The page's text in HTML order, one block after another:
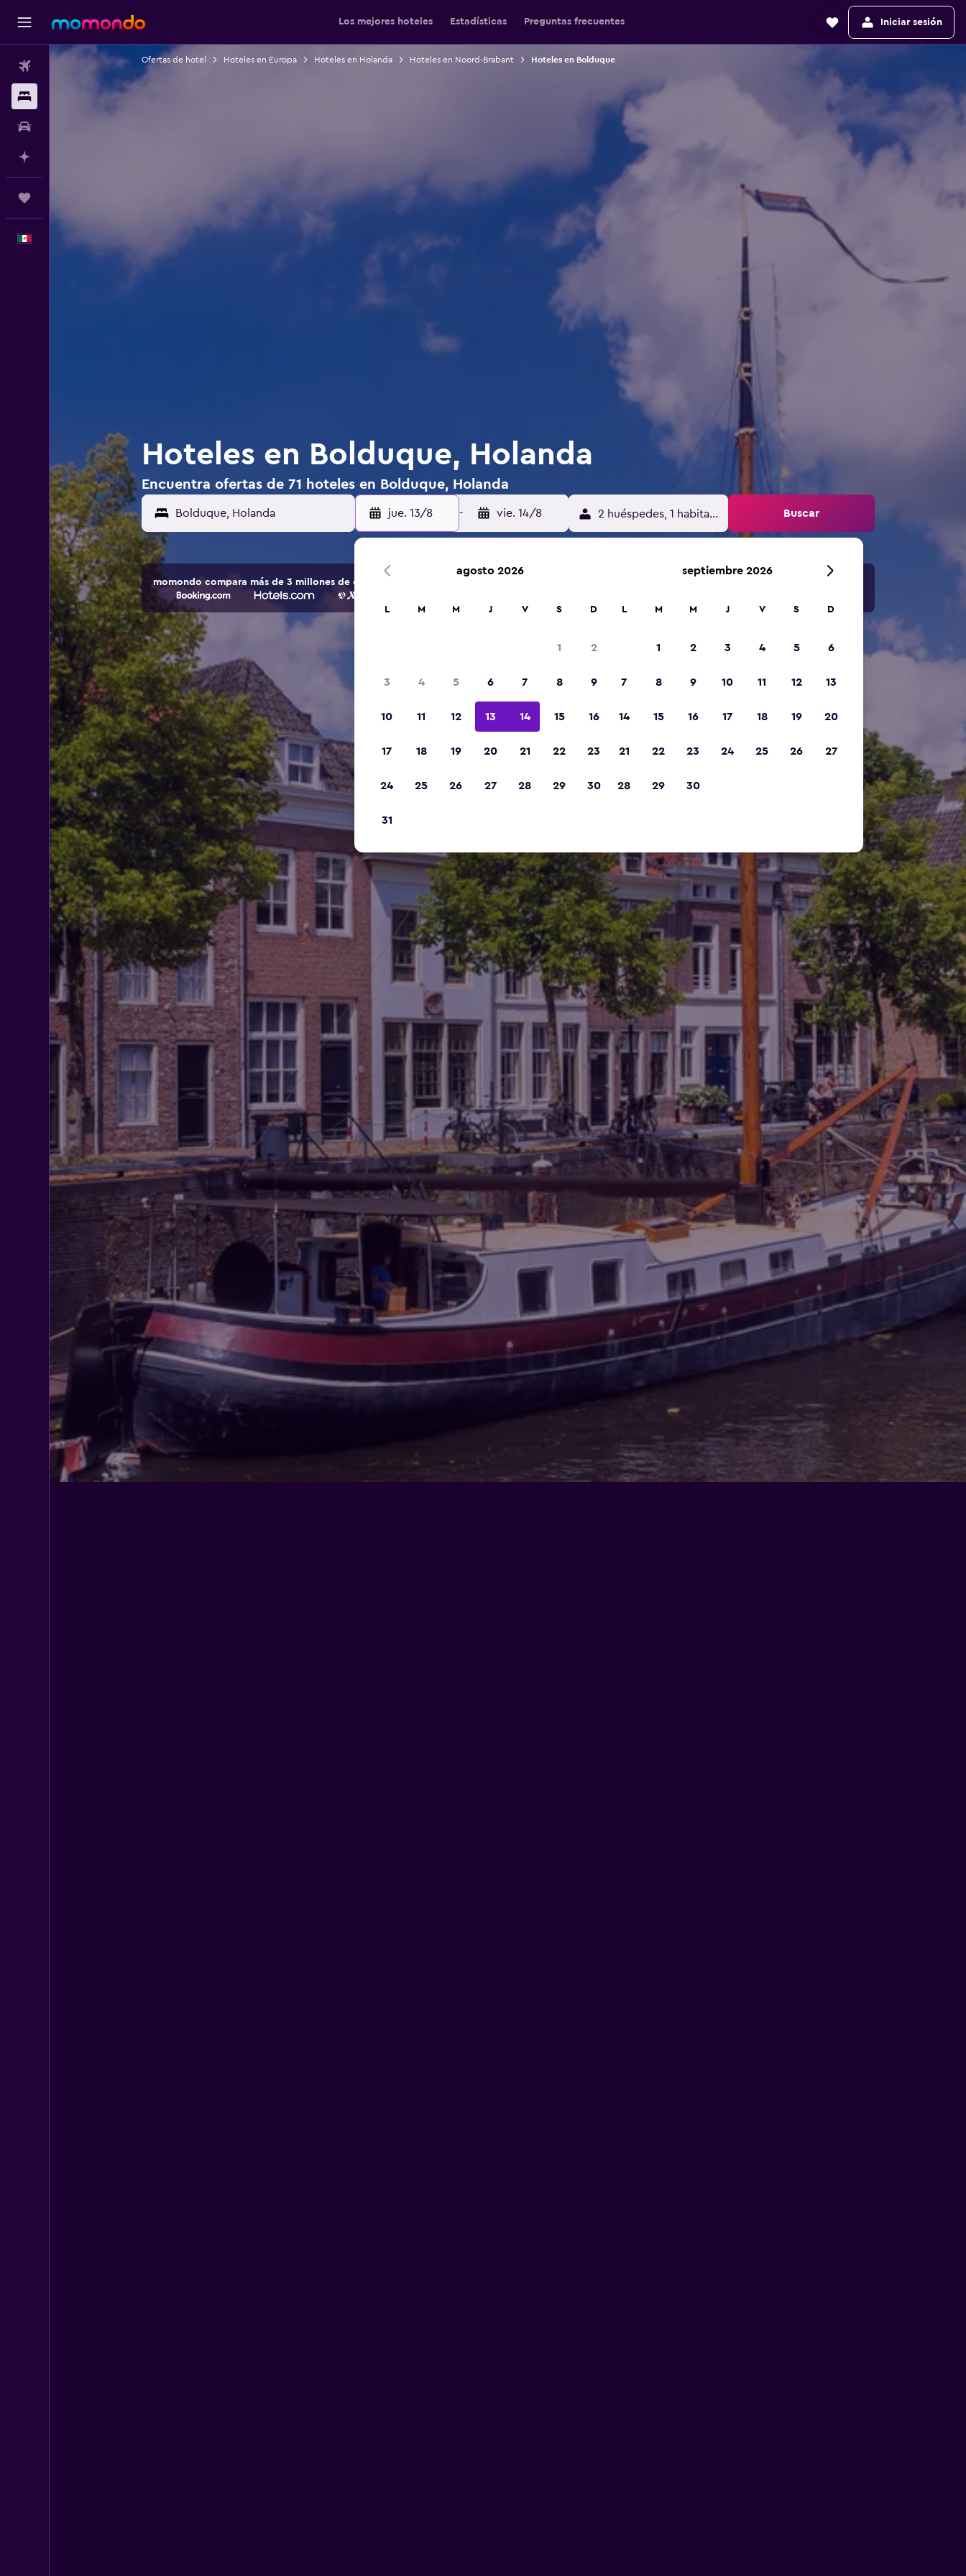
Los mejores hoteles Estadísticas Preguntas frecuentes Iniciar sesión
Alojamientos
Ofertas de hotel Hoteles en Europa Hoteles en Holanda Hoteles en Noord-Brabant Hoteles en Bolduque
Hoteles en Bolduque, Holanda
Encuentra ofertas de 71 hoteles en Bolduque, Holanda
Bolduque, Holanda jue. 13/8 - vie. 14/8 2 huéspedes, 1 habitación Buscar
momondo compara más de 3 millones de opciones de hoteles y alojamientos.
agosto 2026
L M M J V S D
1 2
3 4 5 6 7 8 9
10 11 12 13 14 15 16
17 18 19 20 21 22 23
24 25 26 27 28 29 30
31
septiembre 2026
L M M J V S D
1 2 3 4 5 6
7 8 9 10 11 12 13
14 15 16 17 18 19 20
21 22 23 24 25 26 27
28 29 30